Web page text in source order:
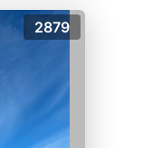
2879